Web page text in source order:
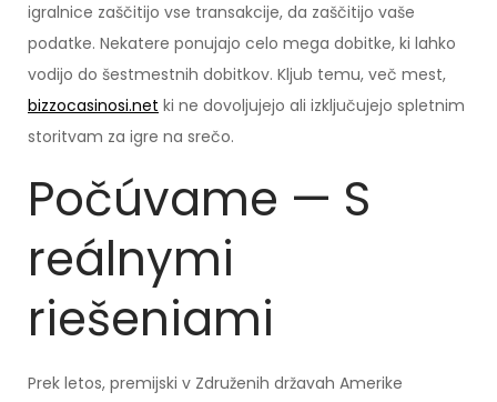
igralnice zaščitijo vse transakcije, da zaščitijo vaše
podatke. Nekatere ponujajo celo mega dobitke, ki lahko
vodijo do šestmestnih dobitkov. Kljub temu, več mest,
bizzocasinosi.net ki ne dovoljujejo ali izključujejo spletnim
storitvam za igre na srečo.
Počúvame — S
reálnymi
riešeniami
Prek letos, premijski v Združenih državah Amerike